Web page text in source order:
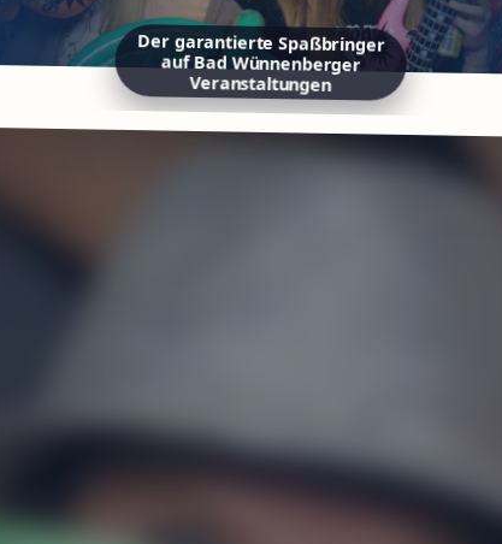
Der garantierte Spaßbringer
auf Bad Wünnenberger
Veranstaltungen